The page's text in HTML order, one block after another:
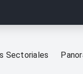
Sectoriales